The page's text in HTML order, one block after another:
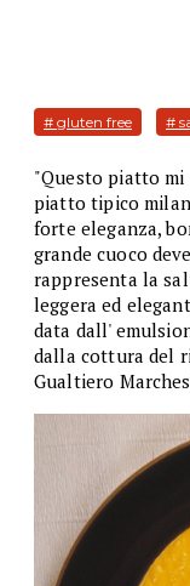
# gluten free #
"Questo piatto
piatto tipico
forte eleganza,
grande cuoco
rappresenta la
leggera ed
data dall'
dalla cottura del
Gualtiero